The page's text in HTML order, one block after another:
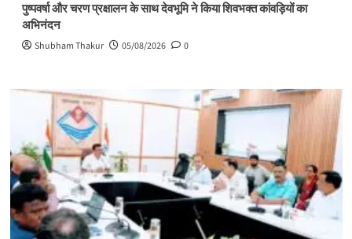
पुष्पवर्षा और चरण प्रक्षालन के साथ देवभूमि ने किया शिवभक्त कांवड़ियों का
अभिनंदन
Shubham Thakur 05/08/2026 0